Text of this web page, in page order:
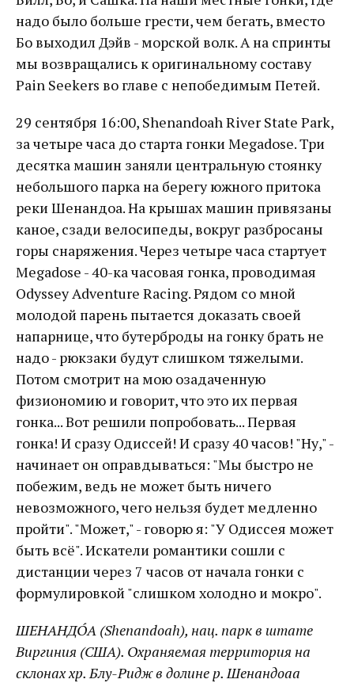
надо было больше грести, чем бегать, вместо
Бо выходил Дэйв - морской волк. А на спринты
мы возвращались к оригинальному составу
Pain Seekers во главе с непобедимым Петей.
29 сентября 16:00, Shenandoah River State Park,
за четыре часа до старта гонки Megadose. Три
десятка машин заняли центральную стоянку
небольшого парка на берегу южного притока
реки Шенандоа. На крышах машин привязаны
каное, сзади велосипеды, вокруг разбросаны
горы снаряжения. Через четыре часа стартует
Megadose - 40-ка часовая гонка, проводимая
Odyssey Adventure Racing. Рядом со мной
молодой парень пытается доказать своей
напарнице, что бутерброды на гонку брать не
надо - рюкзаки будут слишком тяжелыми.
Потом смотрит на мою озадаченную
физиономию и говорит, что это их первая
гонка... Вот решили попробовать... Первая
гонка! И сразу Одиссей! И сразу 40 часов! "Ну," -
начинает он оправдываться: "Мы быстро не
побежим, ведь не может быть ничего
невозможного, чего нельзя будет медленно
пройти". "Может," - говорю я: "У Одиссея может
быть всё". Искатели романтики сошли с
дистанции через 7 часов от начала гонки с
формулировкой "слишком холодно и мокро".
ШЕНАНДО́А (Shenandoah), нац. парк в штате
Виргиния (США). Охраняемая территория на
склонах хр. Блу-Ридж в долине р. Шенандоаа